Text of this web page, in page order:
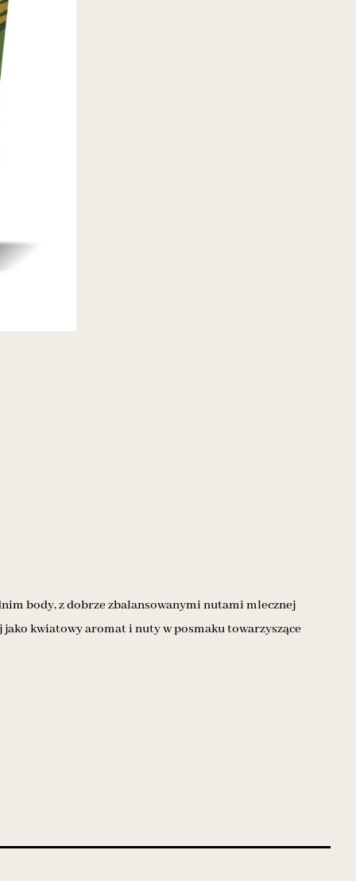
body, z dobrze zbalansowanymi nutami mlecznej
kwiatowy aromat i nuty w posmaku towarzyszące